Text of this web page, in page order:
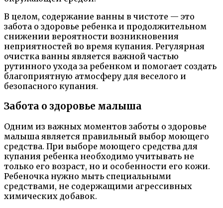
В целом, содержание ванны в чистоте — это
забота о здоровье ребенка и продолжительном
снижении вероятности возникновения
неприятностей во время купания. Регулярная
очистка ванны является важной частью
рутинного ухода за ребенком и помогает создать
благоприятную атмосферу для веселого и
безопасного купания.
Забота о здоровье малыша
Одним из важных моментов заботы о здоровье
малыша является правильный выбор моющего
средства. При выборе моющего средства для
купания ребенка необходимо учитывать не
только его возраст, но и особенности его кожи.
Ребеночка нужно мыть специальными
средствами, не содержащими агрессивных
химических добавок.